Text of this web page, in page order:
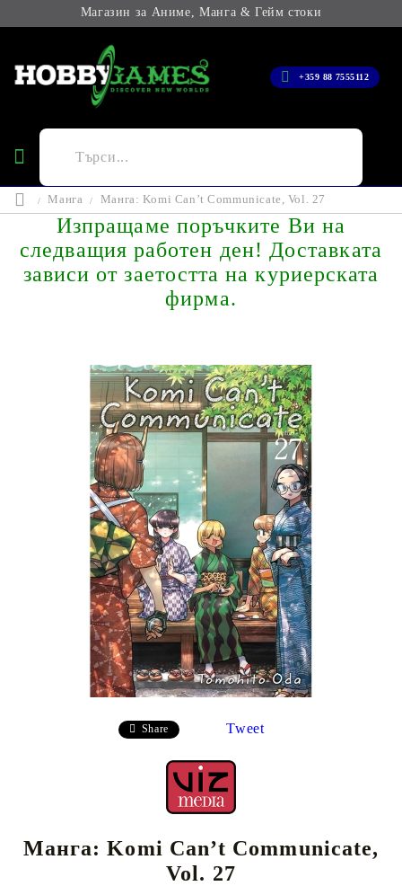
Магазин за Аниме, Манга & Гейм стоки
+359 88 7555112
Манга Манга: Komi Can’t Communicate, Vol. 27
Изпращаме поръчките Ви на
следващия работен ден! Доставката
зависи от заетостта на куриерската
фирма.
Share Tweet
Манга: Komi Can’t Communicate,
Vol. 27